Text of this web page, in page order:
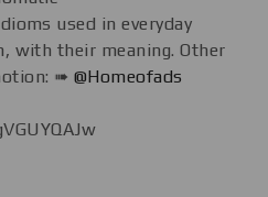
used in everyday
with their meaning. Other
➠ @Homeofads